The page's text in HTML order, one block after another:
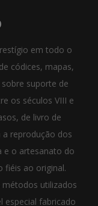
em todo o
códices, mapas,
suporte de
os séculos VIII e
de livro de
a reprodução dos
e o artesanato do
fiéis ao original.
métodos utilizados
especial fabricado